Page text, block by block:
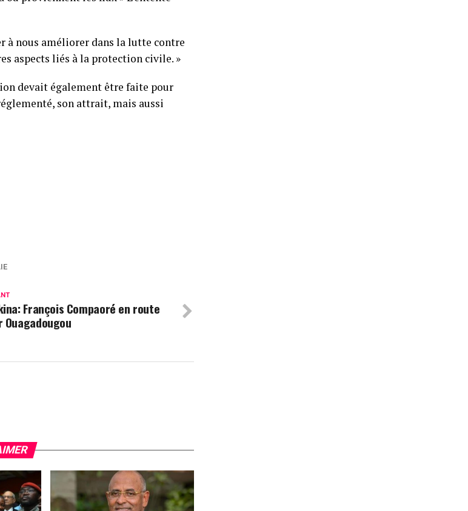
à nous améliorer dans la lutte contre
aspects liés à la protection civile. »
devait également être faite pour
son attrait, mais aussi
François Compaoré en route
Ouagadougou